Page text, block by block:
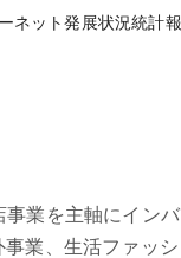
ネット発展状況統計
業を主軸にイン
業、生活ファッ